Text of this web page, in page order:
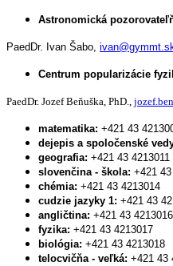
Astronomická
PaedDr. Ivan Šabo,
Centrum popularizácie
PaedDr. Jozef Beňuška, PhD.,
matematika: +421 43
dejepis a spoločenské
geografia: +421 43 4213011
slovenčina - škola: +421
chémia: +421 43 4213014
cudzie jazyky 1: +421 43
angličtina: +421 43 4213016
fyzika: +421 43 4213017
biológia: +421 43 4213018
telocvičňa - veľká: +421 43